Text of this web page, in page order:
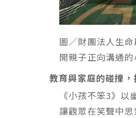
圖／財團法人生
開親子正向溝通
教育與家庭的碰撞
《小孩不笨3》
讓觀眾在笑聲中